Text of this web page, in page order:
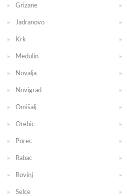
Grizane
Jadranovo
Krk
Medulin
Novalja
Novigrad
Omišalj
Orebic
Porec
Rabac
Rovinj
Selce